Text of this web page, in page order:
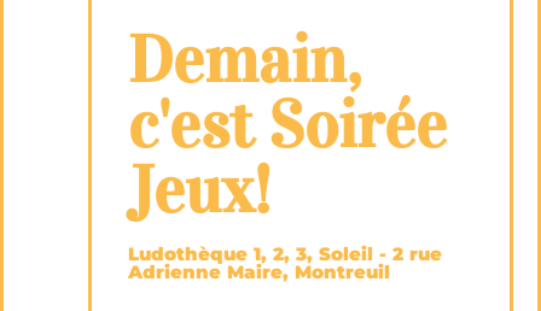
Demain,
c'est Soirée
Jeux!
Ludothèque 1, 2, 3, Soleil - 2 rue
Adrienne Maire, Montreuil